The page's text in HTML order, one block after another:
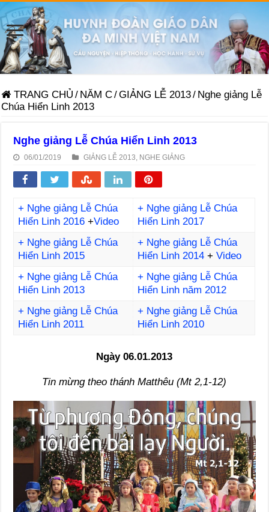
TRANG CHỦ / NĂM C/GIẢNG LỄ 2013/ Nghe giảng Lễ
Chúa Hiển Linh 2013
Nghe giảng Lễ Chúa Hiển Linh 2013
06/01/2019 GIẢNG LỄ 2013 NGHE GIẢNG
+ Nghe giảng Lễ Chúa
Hiển Linh 2016 +Video
+ Nghe giảng Lễ Chúa
Hiển Linh 2017
+ Nghe giảng Lễ Chúa
Hiển Linh 2015
+ Nghe giảng Lễ Chúa
Hiển Linh 2014 +Video
+ Nghe giảng Lễ Chúa
Hiển Linh 2013
+ Nghe giảng Lễ Chúa
Hiển Linh năm 2012
+ Nghe giảng Lễ Chúa
Hiển Linh 2011
+ Nghe giảng Lễ Chúa
Hiển Linh 2010
Ngày 06.01.2013
Tin mừng theo thánh Matthêu (Mt 2,1-12)